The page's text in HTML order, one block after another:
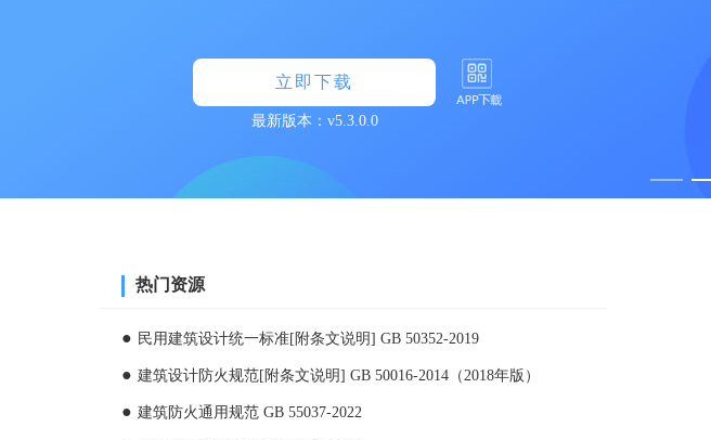
热门资源
民用建筑设计统一标准[附条文说明] GB 50352-2019
建筑设计防火规范[附条文说明] GB 50016-2014（2018年版）
建筑防火通用规范 GB 55037-2022